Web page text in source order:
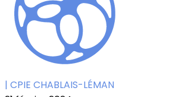
| CPIE CHABLAIS-LÉMAN